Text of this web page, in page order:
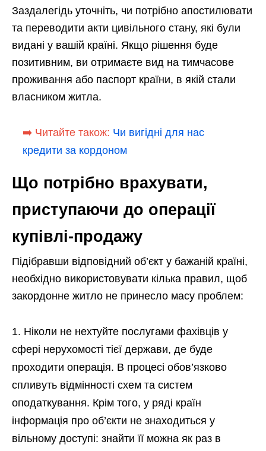
Заздалегідь уточніть, чи потрібно апостилювати
та переводити акти цивільного стану, які були
видані у вашій країні. Якщо рішення буде
позитивним, ви отримаєте вид на тимчасове
проживання або паспорт країни, в якій стали
власником житла.
➡️ Читайте також: Чи вигідні для нас
кредити за кордоном
Що потрібно врахувати,
приступаючи до операції
купівлі-продажу
Підібравши відповідний об’єкт у бажаній країні,
необхідно використовувати кілька правил, щоб
закордонне житло не принесло масу проблем:
Ніколи не нехтуйте послугами фахівців у
сфері нерухомості тієї держави, де буде
проходити операція. В процесі обов’язково
спливуть відмінності схем та систем
оподаткування. Крім того, у ряді країн
інформація про об’єкти не знаходиться у
вільному доступі: знайти її можна як раз в